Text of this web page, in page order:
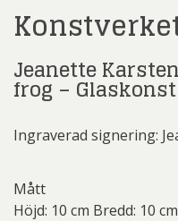
Jeanette
frog – Glaskonst
Ingraverad signering:
Mått
Höjd: 10 cm Bredd: 10